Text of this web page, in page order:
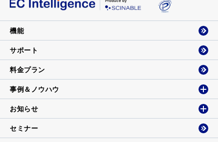
機能
サポート
料金プラン
事例＆ノウハウ
お知らせ
セミナー